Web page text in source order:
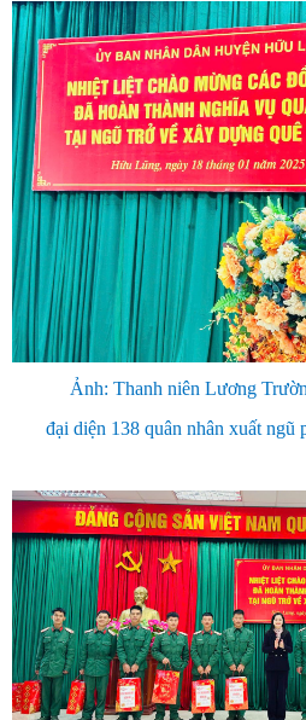
Ảnh: Thanh niên Lương
đại diện 138 quân nhân xuất ngũ